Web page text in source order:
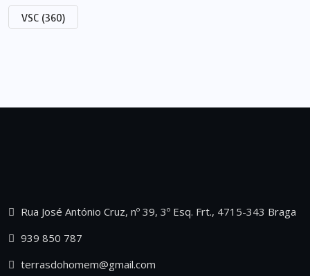
VSC (360)
Rua José António Cruz, nº 39, 3º Esq. Frt., 4715-343 Braga
939 850 787
terrasdohomem@gmail.com